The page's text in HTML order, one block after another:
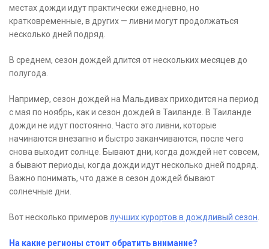
местах дожди идут практически ежедневно, но
кратковременные, в других — ливни могут продолжаться
несколько дней подряд.
В среднем, сезон дождей длится от нескольких месяцев до
полугода.
Например, сезон дождей на Мальдивах приходится на период
с мая по ноябрь, как и сезон дождей в Таиланде. В Таиланде
дожди не идут постоянно. Часто это ливни, которые
начинаются внезапно и быстро заканчиваются, после чего
снова выходит солнце. Бывают дни, когда дождей нет совсем,
а бывают периоды, когда дожди идут несколько дней подряд.
Важно понимать, что даже в сезон дождей бывают
солнечные дни.
Вот несколько примеров лучших курортов в дождливый сезон
На какие регионы стоит обратить внимание?